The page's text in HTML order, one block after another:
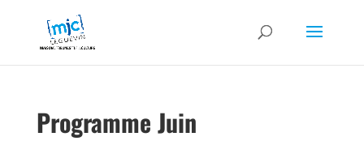
Programme Juin